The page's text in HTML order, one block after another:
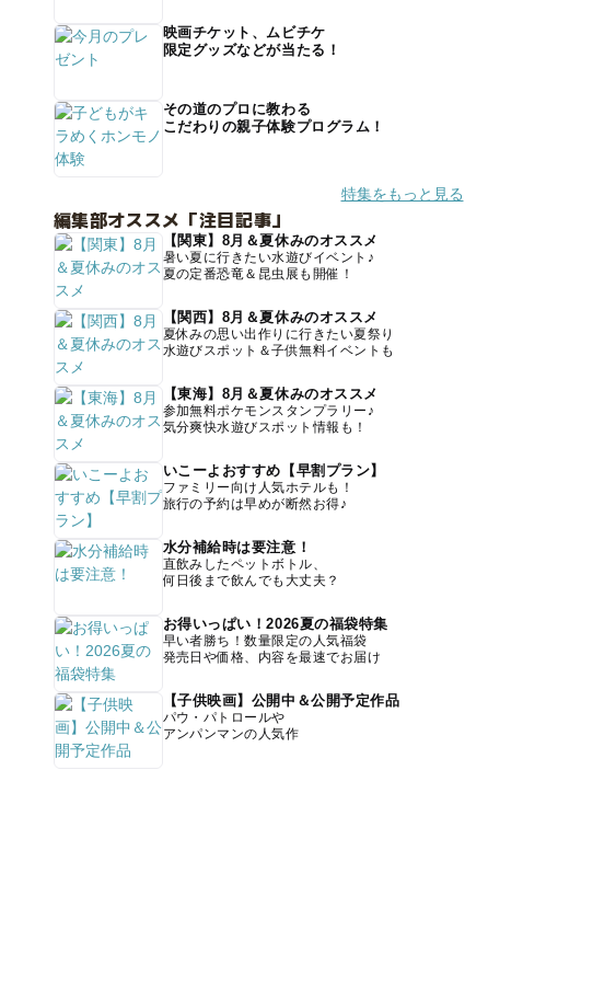
映画チケット、ムビチケ
限定グッズなどが当たる！
その道のプロに教わる
こだわりの親子体験プログラム！
特集をもっと見る
編集部オススメ「注目記事」
【関東】8月＆夏休みのオススメ
暑い夏に行きたい水遊びイベント♪
夏の定番恐竜＆昆虫展も開催！
【関西】8月＆夏休みのオススメ
夏休みの思い出作りに行きたい夏祭り
水遊びスポット＆子供無料イベントも
【東海】8月＆夏休みのオススメ
参加無料ポケモンスタンプラリー♪
気分爽快水遊びスポット情報も！
いこーよおすすめ【早割プラン】
ファミリー向け人気ホテルも！
旅行の予約は早めが断然お得♪
水分補給時は要注意！
直飲みしたペットボトル、
何日後まで飲んでも大丈夫？
お得いっぱい！2026夏の福袋特集
早い者勝ち！数量限定の人気福袋
発売日や価格、内容を最速でお届け
【子供映画】公開中＆公開予定作品
パウ・パトロールや
アンパンマンの人気作